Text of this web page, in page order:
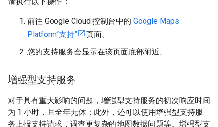
前往 Google Cloud 控制台中的 Google Maps
Platform“支持”
页面。
您的支持服务会显示在该页面底部附近。
增强型支持服务
对于具有重大影响的问题，增强型支持服务的初次响应时间
为 1 小时，且全年无休；此外，还可以使用增强型支持服
务上报支持请求，调查更复杂的地图数据问题等。增强型支